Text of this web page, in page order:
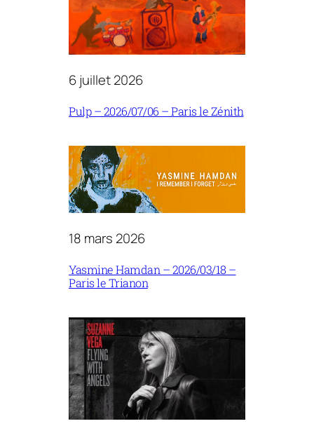
6 juillet 2026
Pulp – 2026/07/06 – Paris le Zénith
18 mars 2026
Yasmine Hamdan – 2026/03/18 –
Paris le Trianon